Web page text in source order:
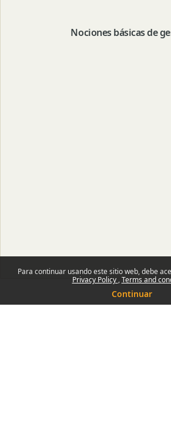
Para continuar usando este sitio web, debe
Privacy Policy Terms and
Continuar
Nociones básicas de